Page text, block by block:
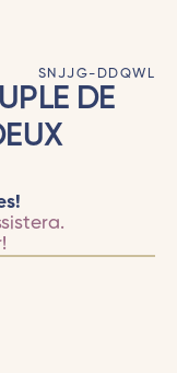
SNJJG-DDQWL
DE